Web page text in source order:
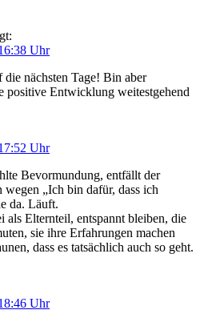
Uhr
die nächsten Tage! Bin aber
positive Entwicklung weitestgehend
Uhr
Bevormundung, entfällt der
„Ich bin dafür, dass ich
da. Läuft.
als Elternteil, entspannt bleiben, die
sie ihre Erfahrungen machen
dass es tatsächlich auch so geht.
Uhr